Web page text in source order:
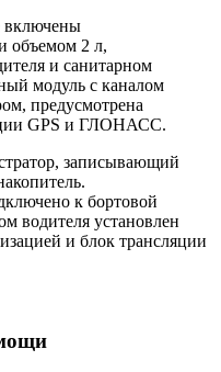
включены
объемом 2 л,
и санитарном
модуль с каналом
предусмотрена
GPS и ГЛОНАСС.
записывающий
к бортовой
водителя установлен
и блок трансляции